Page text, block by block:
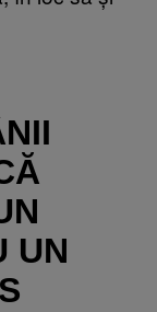
UN